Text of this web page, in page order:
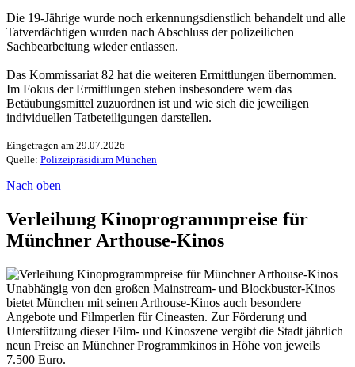
Die 19-Jährige wurde noch erkennungsdienstlich behandelt und alle
Tatverdächtigen wurden nach Abschluss der polizeilichen
Sachbearbeitung wieder entlassen.
Das Kommissariat 82 hat die weiteren Ermittlungen übernommen.
Im Fokus der Ermittlungen stehen insbesondere wem das
Betäubungsmittel zuzuordnen ist und wie sich die jeweiligen
individuellen Tatbeteiligungen darstellen.
Eingetragen am 29.07.2026
Quelle: Polizeipräsidium München
Nach oben
Verleihung Kinoprogrammpreise für
Münchner Arthouse-Kinos
Unabhängig von den großen Mainstream- und Blockbuster-Kinos
bietet München mit seinen Arthouse-Kinos auch besondere
Angebote und Filmperlen für Cineasten. Zur Förderung und
Unterstützung dieser Film- und Kinoszene vergibt die Stadt jährlich
neun Preise an Münchner Programmkinos in Höhe von jeweils
7.500 Euro.